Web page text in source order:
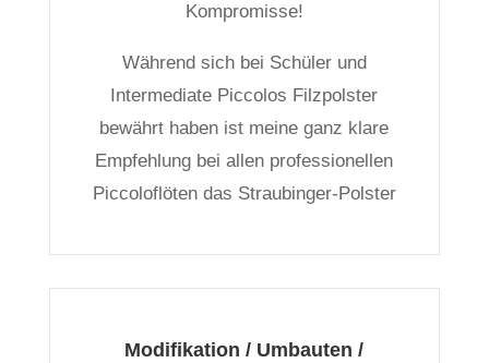
Kompromisse!
Während sich bei Schüler und
Intermediate Piccolos Filzpolster
bewährt haben ist meine ganz klare
Empfehlung bei allen professionellen
Piccoloflöten das Straubinger-Polster
Modifikation / Umbauten /